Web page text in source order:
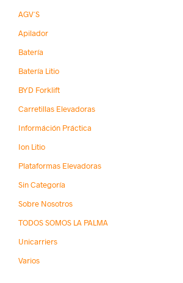
AGV´s
Apilador
Batería
Batería Litio
BYD Forklift
Carretillas Elevadoras
Információn Práctica
Ion Litio
Plataformas Elevadoras
Sin Categoría
Sobre Nosotros
TODOS SOMOS LA PALMA
Unicarriers
Varios